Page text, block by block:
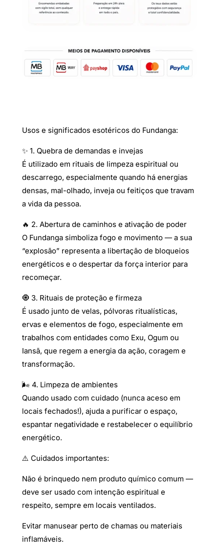
Usos e significados esotéricos do Fundanga:
✨ 1. Quebra de demandas e invejas
É utilizado em rituais de limpeza espiritual ou
descarrego, especialmente quando há energias
densas, mal-olhado, inveja ou feitiços que travam
a vida da pessoa.
🔥 2. Abertura de caminhos e ativação de poder
O Fundanga simboliza fogo e movimento — a sua
“explosão” representa a libertação de bloqueios
energéticos e o despertar da força interior para
recomeçar.
🧿 3. Rituais de proteção e firmeza
É usado junto de velas, pólvoras ritualísticas,
ervas e elementos de fogo, especialmente em
trabalhos com entidades como Exu, Ogum ou
Iansã, que regem a energia da ação, coragem e
transformação.
🌬️ 4. Limpeza de ambientes
Quando usado com cuidado (nunca aceso em
locais fechados!), ajuda a purificar o espaço,
espantar negatividade e restabelecer o equilíbrio
energético.
⚠️ Cuidados importantes:
Não é brinquedo nem produto químico comum —
deve ser usado com intenção espiritual e
respeito, sempre em locais ventilados.
Evitar manusear perto de chamas ou materiais
inflamáveis.